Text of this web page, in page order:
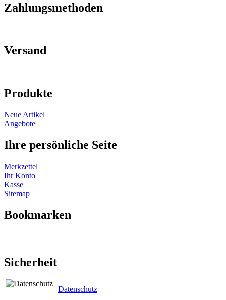
Zahlungsmethoden
Versand
Produkte
Neue Artikel
Angebote
Ihre persönliche Seite
Merkzettel
Ihr Konto
Kasse
Sitemap
Bookmarken
Sicherheit
Datenschutz